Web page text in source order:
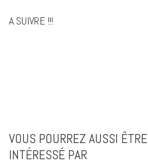
A SUIVRE !!!
VOUS POURREZ AUSSI ÊTRE
INTÉRESSÉ PAR